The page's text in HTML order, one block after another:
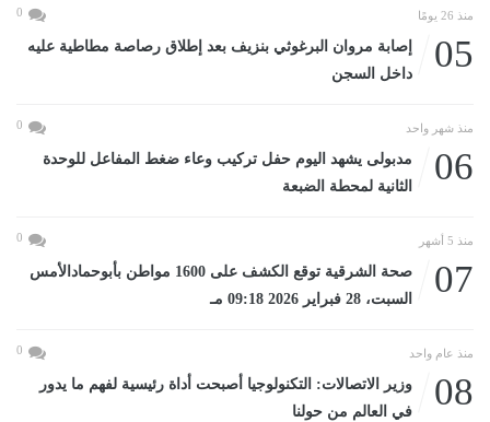
منذ 26 يومًا 0
05
إصابة مروان البرغوثي بنزيف بعد إطلاق رصاصة مطاطية عليه
داخل السجن
منذ شهر واحد 0
06
مدبولى يشهد اليوم حفل تركيب وعاء ضغط المفاعل للوحدة
الثانية لمحطة الضبعة
منذ 5 أشهر 0
07
صحة الشرقية توقع الكشف على 1600 مواطن بأبوحمادالأمس
السبت، 28 فبراير 2026 09:18 مـ
منذ عام واحد 0
08
وزير الاتصالات: التكنولوجيا أصبحت أداة رئيسية لفهم ما يدور
في العالم من حولنا